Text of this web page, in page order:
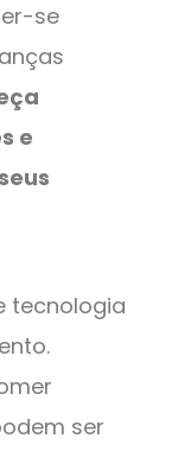
se
e
tecnologia
ser